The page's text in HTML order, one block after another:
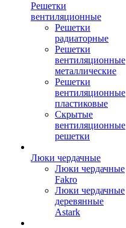
Решетки
вентиляционные
Решетки
радиаторные
Решетки
вентиляционные
металлические
Решетки
вентиляционные
пластиковые
Скрытые
вентиляционные
решетки
Люки чердачные
Люки чердачные
Fakro
Люки чердачные
деревянные
Astark